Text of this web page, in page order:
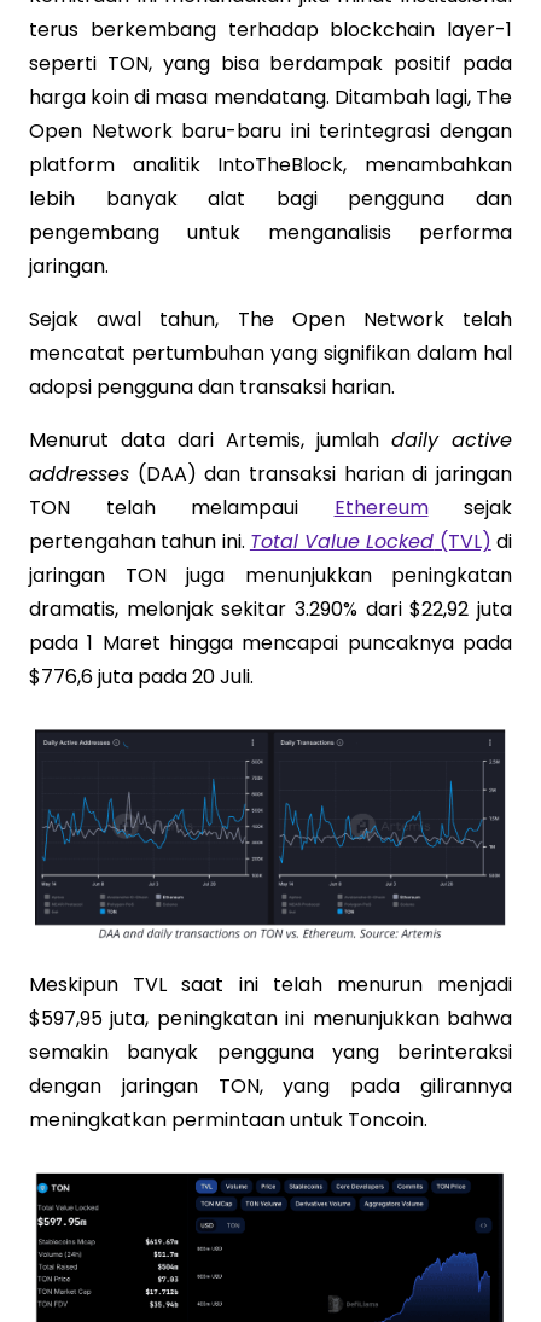
terus berkembang terhadap blockchain layer-1
seperti TON, yang bisa berdampak positif pada
harga koin di masa mendatang. Ditambah lagi, The
Open Network baru-baru ini terintegrasi dengan
platform analitik IntoTheBlock, menambahkan
lebih banyak alat bagi pengguna dan
pengembang untuk menganalisis performa
jaringan.
Sejak awal tahun, The Open Network telah
mencatat pertumbuhan yang signifikan dalam hal
adopsi pengguna dan transaksi harian.
Menurut data dari Artemis, jumlah daily active
addresses (DAA) dan transaksi harian di jaringan
TON telah melampaui Ethereumsejak
pertengahan tahun ini. Total Value Locked (TVL) di
jaringan TON juga menunjukkan peningkatan
dramatis, melonjak sekitar 3.290% dari $22,92 juta
pada 1 Maret hingga mencapai puncaknya pada
$776,6 juta pada 20 Juli.
Meskipun TVL saat ini telah menurun menjadi
$597,95 juta, peningkatan ini menunjukkan bahwa
semakin banyak pengguna yang berinteraksi
dengan jaringan TON, yang pada gilirannya
meningkatkan permintaan untuk Toncoin.